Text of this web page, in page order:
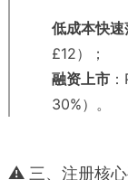
低成本快速
£12）；
融资上市：
30%）。
⚠️ 三、注册核